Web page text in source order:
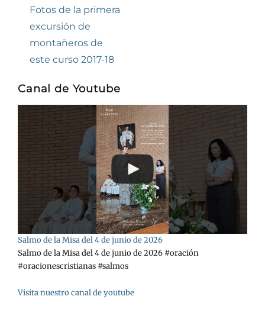
de
entradas
Entrada
anterior:
Fotos de la primera
excursión de
montañeros de
este curso 2017-18
Canal de Youtube
Salmo de la Misa del 4 de junio de 2026
Salmo de la Misa del 4 de junio de 2026 #oración
#oracionescristianas #salmos
Visita nuestro canal de youtube